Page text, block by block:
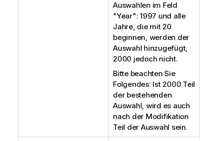
Auswahlen im Feld
"Year": 1997 und alle
Jahre, die mit 20
beginnen, werden der
Auswahl hinzugefügt,
2000 jedoch nicht.
Bitte beachten Sie
Folgendes: Ist 2000 Teil
der bestehenden
Auswahl, wird es auch
nach der Modifikation
Teil der Auswahl sein.